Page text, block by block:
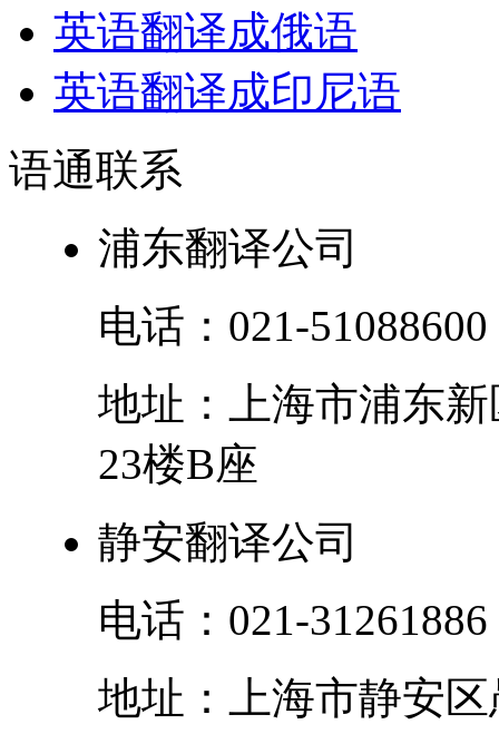
英语翻译成俄语
英语翻译成印尼语
语通联系
浦东翻译公司
电话： 021-51088600
地址：
上海市浦东新
23楼B座
静安翻译公司
电话： 021-31261886
地址：
上海市静安区